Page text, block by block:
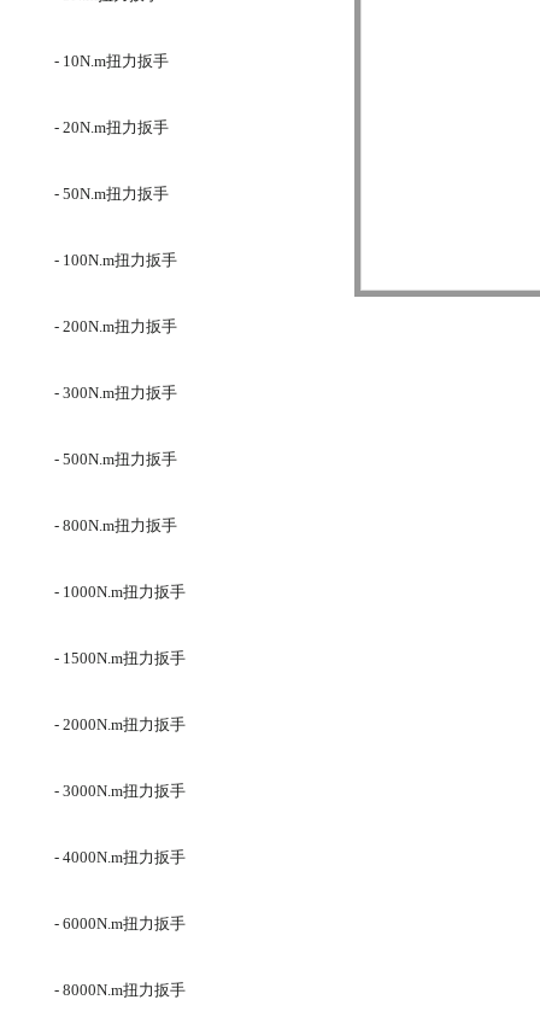
- 10N.m扭力扳手
- 20N.m扭力扳手
- 50N.m扭力扳手
- 100N.m扭力扳手
- 200N.m扭力扳手
- 300N.m扭力扳手
- 500N.m扭力扳手
- 800N.m扭力扳手
- 1000N.m扭力扳手
- 1500N.m扭力扳手
- 2000N.m扭力扳手
- 3000N.m扭力扳手
- 4000N.m扭力扳手
- 6000N.m扭力扳手
- 8000N.m扭力扳手